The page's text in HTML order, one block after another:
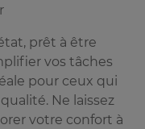
prêt à être
vos tâches
pour ceux qui
Ne laissez
votre confort à